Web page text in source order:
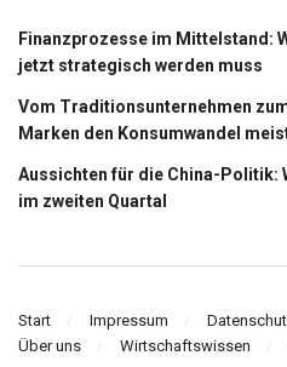
Finanzprozesse im Mittelstand:
jetzt strategisch werden muss
Vom Traditionsunternehmen
Marken den Konsumwandel
Aussichten für die China-Politik:
im zweiten Quartal
Start Impressum
Über uns
Wirtschaftswissen